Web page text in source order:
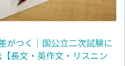
がつく｜国公立二次試験に
長文・英作文・リスニン